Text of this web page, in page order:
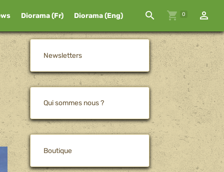
Diorama (Fr) Diorama (Eng) 0
Newsletters
Qui sommes nous ?
Boutique